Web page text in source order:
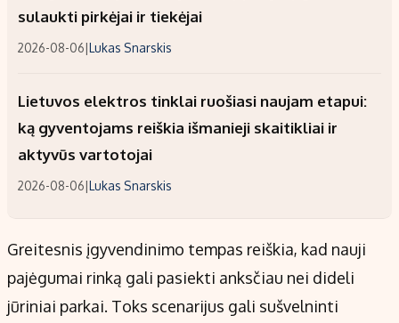
sulaukti pirkėjai ir tiekėjai
2026-08-06|Lukas Snarskis
Lietuvos elektros tinklai ruošiasi naujam etapui:
ką gyventojams reiškia išmanieji skaitikliai ir
aktyvūs vartotojai
2026-08-06|Lukas Snarskis
Greitesnis įgyvendinimo tempas reiškia, kad nauji
pajėgumai rinką gali pasiekti anksčiau nei dideli
jūriniai parkai. Toks scenarijus gali sušvelninti